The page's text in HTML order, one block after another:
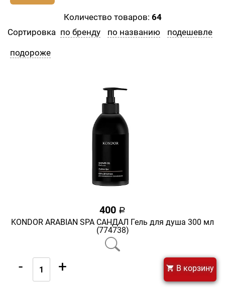
Количество товаров: 64
Сортировка по бренду по названию подешевле
подороже
400 a
KONDOR ARABIAN SPA САНДАЛ Гель для душа 300 мл
(774738)
- + В корзину